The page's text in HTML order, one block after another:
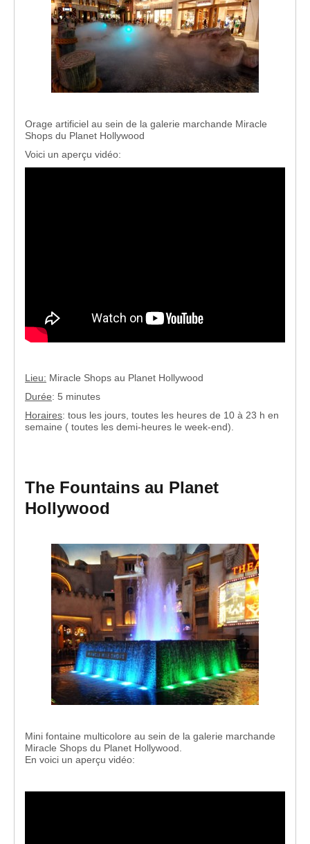
Orage artificiel au sein de la galerie marchande Miracle
Shops du Planet Hollywood
Voici un aperçu vidéo:
Lieu: Miracle Shops au Planet Hollywood
Durée: 5 minutes
Horaires: tous les jours, toutes les heures de 10 à 23 h en
semaine ( toutes les demi-heures le week-end).
The Fountains au Planet
Hollywood
Mini fontaine multicolore au sein de la galerie marchande
Miracle Shops du Planet Hollywood.
En voici un aperçu vidéo: